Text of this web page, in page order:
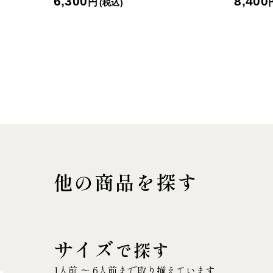
(税込)
他の商品を探す
サイズで探す